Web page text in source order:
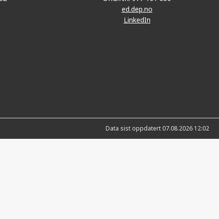
ed.dep.no
LinkedIn
Data sist oppdatert 07.08.2026 12:02